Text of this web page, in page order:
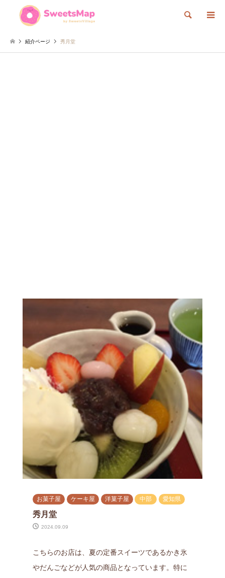
検索
紹介ページ 秀月堂
お菓子屋 ケーキ屋 洋菓子屋 中部 愛知県
秀月堂
2024.09.09
こちらのお店は、夏の定番スイーツであるかき氷
やだんごなどが人気の商品となっています。特に